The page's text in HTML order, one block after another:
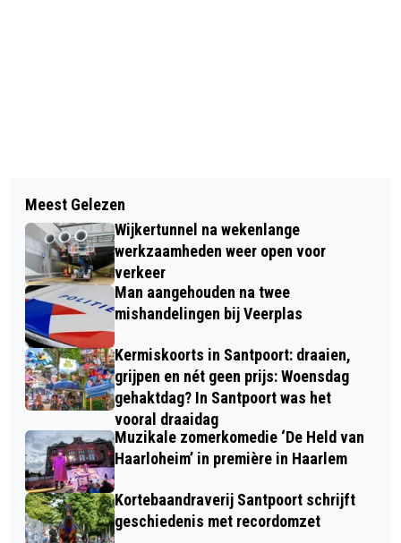
RESTAURATIE HOFJES VAN STAATS
EN NOBLET VOLTOOID
MUDMASTERS FAMILY-EDITION: MET
Z’N ALLEN IN DE MODDER, DA’S PAS
DIKKE PRET
Meest Gelezen
Wijkertunnel na wekenlange
werkzaamheden weer open voor
verkeer
Man aangehouden na twee
mishandelingen bij Veerplas
Kermiskoorts in Santpoort: draaien,
grijpen en nét geen prijs: Woensdag
gehaktdag? In Santpoort was het
vooral draaidag
Muzikale zomerkomedie ‘De Held van
Haarloheim’ in première in Haarlem
Kortebaandraverij Santpoort schrijft
geschiedenis met recordomzet